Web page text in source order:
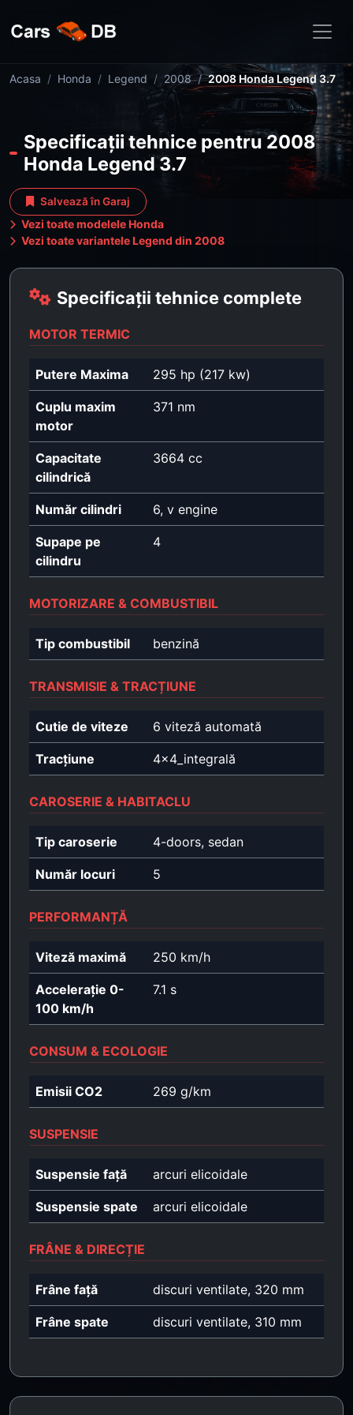
Acasa Honda Legend 2008 2008 Honda Legend 3.7
Specificații tehnice pentru 2008
Honda Legend 3.7
Salvează în Garaj
Vezi toate modelele Honda
Vezi toate variantele Legend din 2008
Specificații tehnice complete
MOTOR TERMIC
Putere Maxima 295 hp (217 kw)
Cuplu maxim
motor
371 nm
Capacitate
cilindrică
3664 cc
Număr cilindri 6, v engine
Supape pe
cilindru
4
MOTORIZARE & COMBUSTIBIL
Tip combustibil benzină
TRANSMISIE & TRACȚIUNE
Cutie de viteze 6 viteză automată
Tracțiune 4x4_integrală
CAROSERIE & HABITACLU
Tip caroserie 4-doors, sedan
Număr locuri 5
PERFORMANȚĂ
Viteză maximă 250 km/h
Accelerație 0-
100 km/h
7.1 s
CONSUM & ECOLOGIE
Emisii CO2 269 g/km
SUSPENSIE
Suspensie față arcuri elicoidale
Suspensie spate arcuri elicoidale
FRÂNE & DIRECȚIE
Frâne față discuri ventilate, 320 mm
Frâne spate discuri ventilate, 310 mm